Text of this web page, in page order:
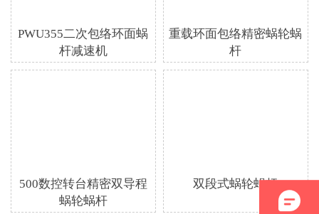
PWU355二次包络环面蜗
杆减速机
重载环面包络精密蜗轮蜗
杆
500数控转台精密双导程
蜗轮蜗杆
双段式蜗轮蜗杆